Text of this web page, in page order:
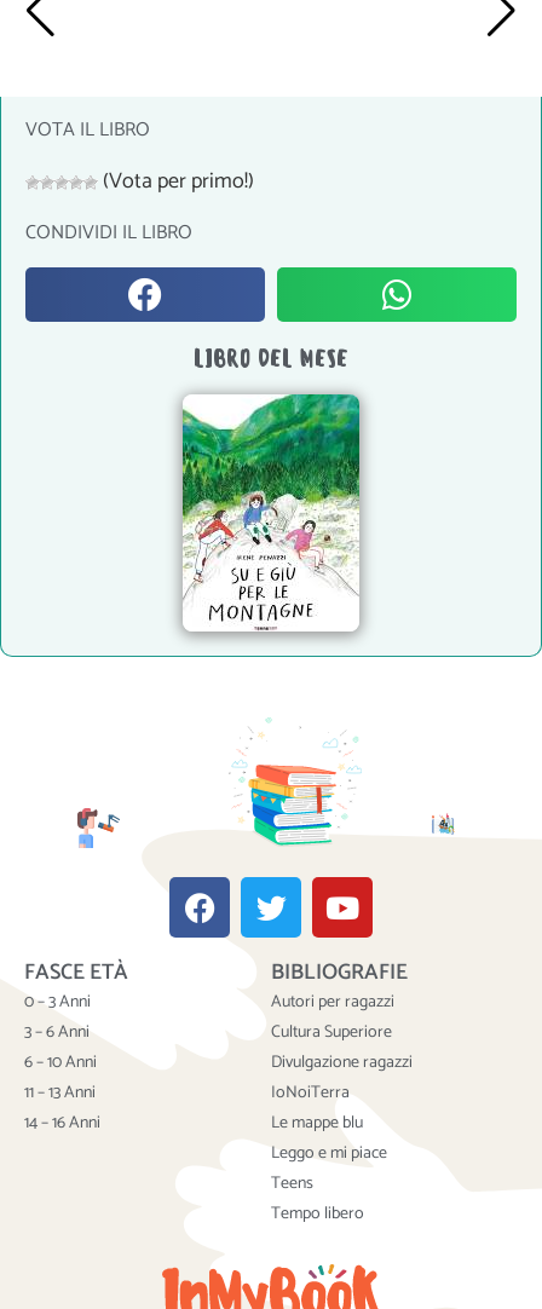
VOTA IL LIBRO
(Vota per primo!)
CONDIVIDI IL LIBRO
LIBRO DEL MESE
F
a
c
T
w
i
t
t
e
r
Y
o
u
t
u
b
e
FASCE ETÀ
0 – 3 Anni
3 – 6 Anni
6 – 10 Anni
11 – 13 Anni
14 – 16 Anni
BIBLIOGRAFIE
Autori per ragazzi
Cultura Superiore
Divulgazione ragazzi
IoNoiTerra
Le mappe blu
Leggo e mi piace
Teens
Tempo libero